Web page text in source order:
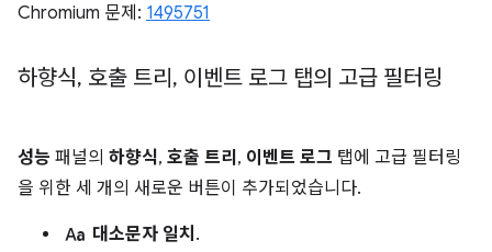
Chromium 문제: 1495751
하향식, 호출 트리 , 이벤트 로그 탭의 고급 필터링
성능 패널의 하향식, 호출 트리 , 이벤트 로그 탭에 고급 필터링
을 위한 세 개의 새로운 버튼이 추가되었습니다.
match_case 대소문자 일치 .